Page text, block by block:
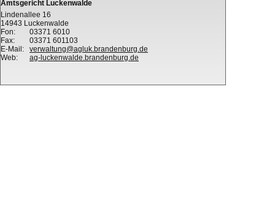
Amtsgericht Luckenwalde
Lindenallee 16
14943 Luckenwalde
Fon:
03371 6010
Fax:
03371 601103
E-Mail:
verwaltung@agluk.brandenburg.de
Web:
ag-luckenwalde.brandenburg.de